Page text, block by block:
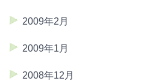
2009年2月
2009年1月
2008年12月